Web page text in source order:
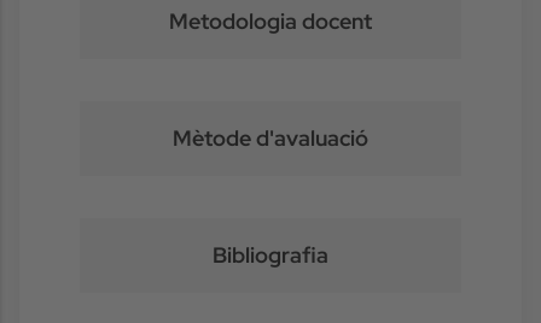
Metodologia docent
Mètode d'avaluació
Bibliografia